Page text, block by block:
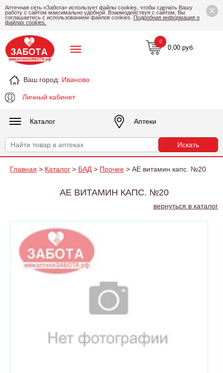
×
Аптечная сеть «Забота» использует файлы cookies, чтобы сделать Вашу
работу с сайтом максимально удобной. Взаимодействуя с сайтом, Вы
соглашаетесь с использованием файлов cookies. Подробная информация о
файлах cookies.
Ваш город: Иваново
Личный кабинет
0,00 руб.
0
Каталог Аптеки
Главная > Каталог > БАД > Прочее > АЕ витамин капс. №20
АЕ ВИТАМИН КАПС. №20
вернуться в каталог